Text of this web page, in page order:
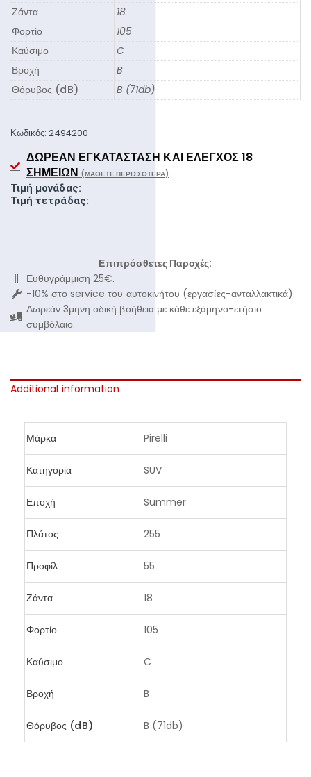
Ζάντα
18
Φορτίο
105
Καύσιμο
C
Βροχή
B
Θόρυβος (dB)
B (71db)
Κωδικός:2494200
ΔΩΡΕΆΝ ΕΓΚΑΤΆΣΤΑΣΗ ΚΑΙ ΈΛΕΓΧΟΣ 18
ΣΗΜΕΊΩΝ (ΜΆΘΕΤΕ ΠΕΡΙΣΣΌΤΕΡΑ)
Τιμή μονάδας:
Τιμή τετράδας:
Επιπρόσθετες Παροχές:
Ευθυγράμμιση 25€.
-10% στο service του αυτοκινήτου (εργασίες-ανταλλακτικά).
Δωρεάν 3μηνη οδική βοήθεια με κάθε εξάμηνο-ετήσιο
συμβόλαιο.
Additional information
Μάρκα Pirelli
Κατηγορία SUV
Εποχή Summer
Πλάτος 255
Προφίλ 55
Ζάντα 18
Φορτίο 105
Καύσιμο C
Βροχή B
Θόρυβος (dB) B (71db)